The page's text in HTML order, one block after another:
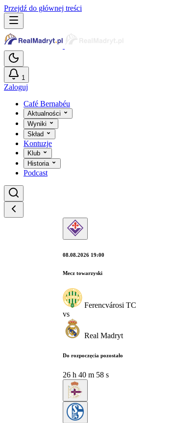
Przejdź do głównej treści
1
Zaloguj
Café Bernabéu
Aktualności
Wyniki
Skład
Kontuzje
Klub
Historia
Podcast
08.08.2026 19:00
Mecz towarzyski
Ferencvárosi TC
vs
Real Madryt
Do rozpoczęcia pozostało
26 h 40 m 57 s